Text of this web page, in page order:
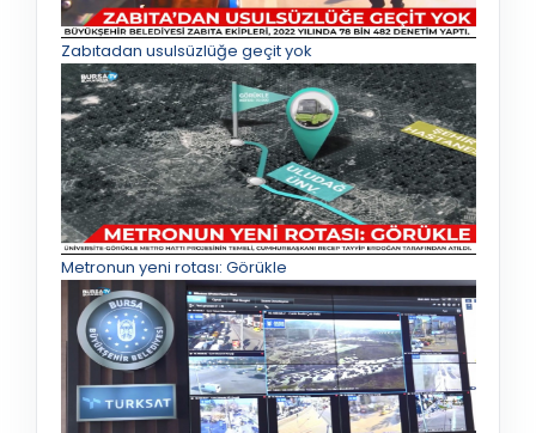
Zabıtadan usulsüzlüğe geçit yok
Metronun yeni rotası: Görükle